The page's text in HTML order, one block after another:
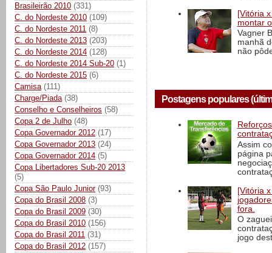
Brasileirão 2010 (331)
C. do Nordeste 2010 (109)
C. do Nordeste 2011 (8)
C. do Nordeste 2013 (203)
C. do Nordeste 2014 (128)
C. do Nordeste 2014 Sub-20 (1)
C. do Nordeste 2015 (6)
Camisa (111)
Charge/Piada (38)
Conselho e Conselheiros (58)
Copa 2 de Julho (48)
Copa Governador 2012 (17)
Copa Governador 2013 (24)
Copa Governador 2014 (5)
Copa Libertadores Sub-20 2013
(5)
Copa São Paulo Junior (93)
Copa do Brasil 2008 (3)
Copa do Brasil 2009 (30)
Copa do Brasil 2010 (156)
Copa do Brasil 2011 (31)
Copa do Brasil 2012 (157)
[Vitória
montar
Vagner
manhã
não
Postagens populares
Assim
página
[Vitória
fora.
O
jogo